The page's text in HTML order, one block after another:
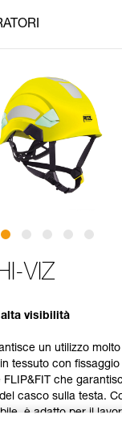
VIZ
visibilità
un utilizzo
tessuto con
FLIP&FIT che
casco sulla testa.
è adatto per il